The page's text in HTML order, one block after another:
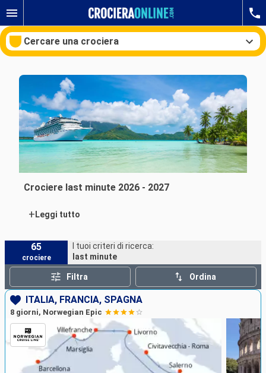
Cercare una crociera
Le nostre destinazioni
Mesi di partenza
Porti Compagnie
Ricerca
Crociere last minute 2026 - 2027
+ Leggi tutto
65
crociere
I tuoi criteri di ricerca:
last minute
Filtra Ordina
ITALIA, FRANCIA, SPAGNA
8 giorni, Norwegian Epic